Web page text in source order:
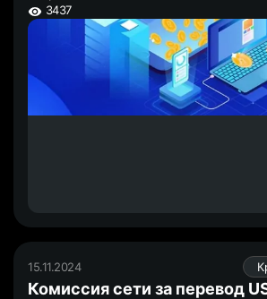
3437
15.11.2024
Комиссия сети за перевод